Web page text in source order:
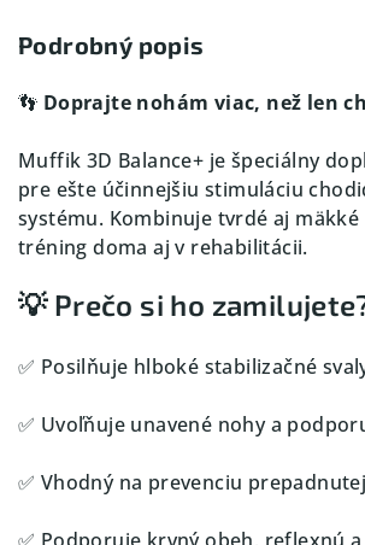
Podrobný popis
👣 Doprajte nohám viac, než len
Muffik 3D Balance+ je špeciálny
pre ešte účinnejšiu stimuláciu
systému. Kombinuje tvrdé aj
tréning doma aj v rehabilitácii.
💡 Prečo si ho
✅ Posilňuje hlboké stabilizačné
✅ Uvoľňuje unavené nohy a
✅ Vhodný na prevenciu